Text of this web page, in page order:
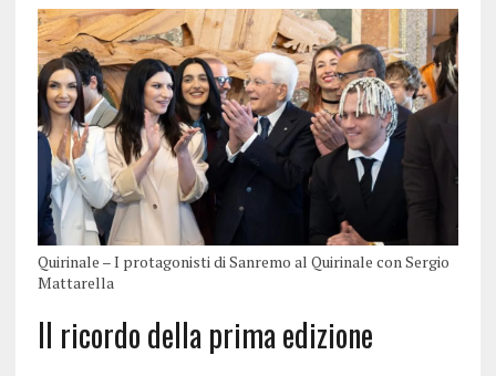
Quirinale – I protagonisti di Sanremo al Quirinale con Sergio
Mattarella
Il ricordo della prima edizione